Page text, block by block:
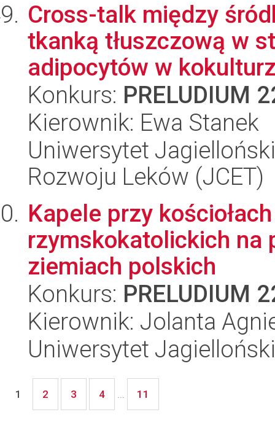
Cross-talk między
tkanką tłuszczową w
adipocytów w
Konkurs: PRELUDIUM
Kierownik: Ewa Stanek
Uniwersytet
Rozwoju Leków (JCET)
Kapele przy
rzymskokatolickich na
ziemiach polskich
Konkurs: PRELUDIUM
Kierownik: Jolanta
Uniwersytet
1 2 3 4 ... 11